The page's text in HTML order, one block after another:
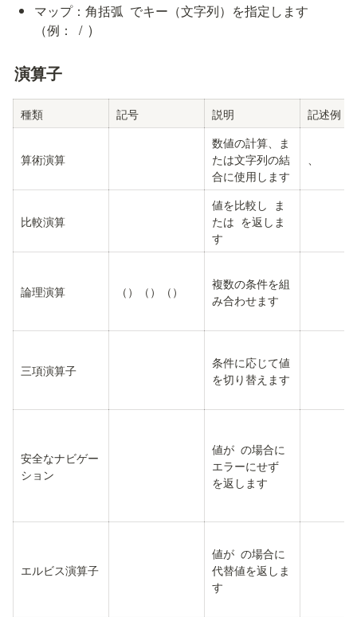
マップ：角括弧 でキー（文字列）を指定します
（例：
  /
)
演算子
種類 記号 説明 記述例
算術演算
数値の計算、ま
たは文字列の結
合に使用します
比較演算
値を比較し
ま
たは を返しま
す
論理演算 （） （） （）
複数の条件を組
み合わせます
三項演算子
条件に応じて値
を切り替えます
安全なナビゲー
ション
値が の場合に
エラーにせず
を返します
エルビス演算子
値が の場合に
代替値を返しま
す